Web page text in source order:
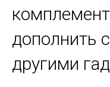
дополнить
другими